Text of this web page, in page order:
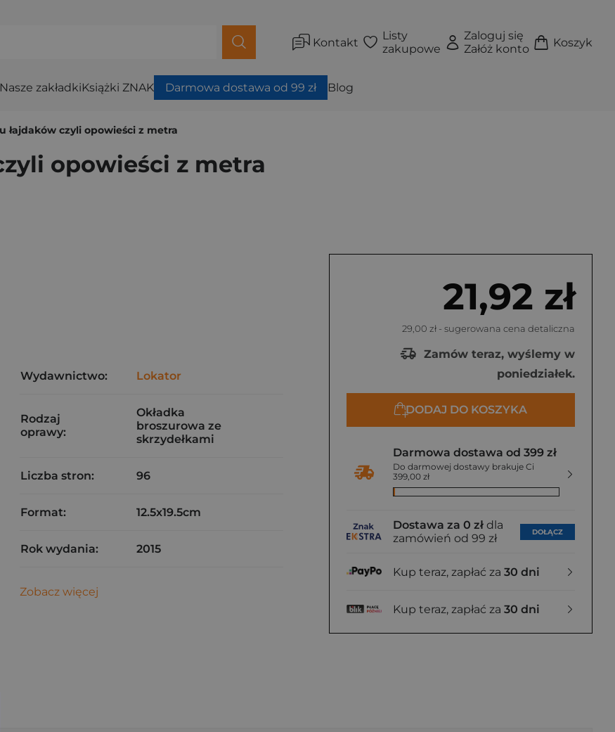
Kontakt
Listy
zakupowe
Zaloguj się
Załóż konto
Koszyk
Nasze zakładkiKsiążki ZNAK Darmowa dostawa od 99 zł Blog
łajdaków czyli opowieści z metra
opowieści z metra
21,92 zł
29,00 zł - sugerowana cena detaliczna
Zamów teraz, wyślemy w
poniedziałek.
DODAJ DO KOSZYKA
Darmowa dostawa od 399 zł
Do darmowej dostawy brakuje Ci
399,00 zł
Dostawa za 0 zł dla
zamówień od 99 zł
DOŁĄCZ
Kup teraz, zapłać za 30 dni
Kup teraz, zapłać za 30 dni
Wydawnictwo: Lokator
Rodzaj
oprawy:
Okładka
broszurowa ze
skrzydełkami
Liczba stron: 96
Format: 12.5x19.5cm
Rok wydania: 2015
Zobacz więcej